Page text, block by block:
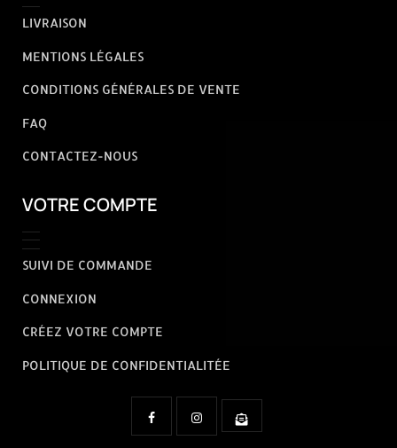
LIVRAISON
MENTIONS LÉGALES
CONDITIONS GÉNÉRALES DE VENTE
FAQ
CONTACTEZ-NOUS
VOTRE COMPTE
SUIVI DE COMMANDE
CONNEXION
CRÉEZ VOTRE COMPTE
POLITIQUE DE CONFIDENTIALITÉE